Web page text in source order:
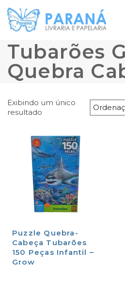
Tubarões
Quebra
Exibindo um único
resultado
Puzzle Quebra-
Cabeça Tubarões
150 Peças Infantil –
Grow